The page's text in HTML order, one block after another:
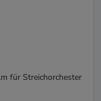
für Streichorchester